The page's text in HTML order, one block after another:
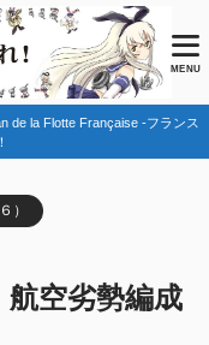
MENU
de la Flotte Française -フランス
）
空劣勢編成